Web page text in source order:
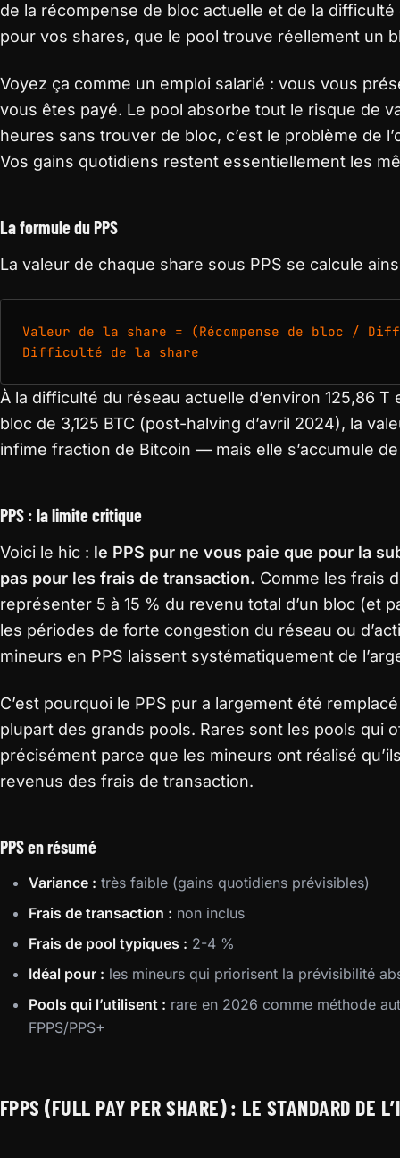
de la récompense de bloc actuelle et de la
pour vos shares, que le pool trouve réellement un
Voyez ça comme un emploi salarié : vous vous
vous êtes payé. Le pool absorbe tout le risque de
heures sans trouver de bloc, c’est le problème de
Vos gains quotidiens restent essentiellement les
La formule du PPS
La valeur de chaque share sous PPS se calcule
Valeur de la share = (Récompense de bloc /
Difficulté de la share
À la difficulté du réseau actuelle d’environ 125,86
bloc de 3,125 BTC (post-halving d’avril 2024), la
infime fraction de Bitcoin — mais elle s’accumule
PPS : la limite critique
Voici le hic : le PPS pur ne vous paie que pour la
pas pour les frais de transaction. Comme les frais
représenter 5 à 15 % du revenu total d’un bloc (et
les périodes de forte congestion du réseau ou
mineurs en PPS laissent systématiquement de
C’est pourquoi le PPS pur a largement été
plupart des grands pools. Rares sont les pools qui
précisément parce que les mineurs ont réalisé
revenus des frais de transaction.
PPS en résumé
Variance : très faible (gains quotidiens prévisibles)
Frais de transaction : non inclus
Frais de pool typiques : 2-4 %
Idéal pour : les mineurs qui priorisent la prévisibilité
Pools qui l’utilisent : rare en 2026 comme méthode
FPPS/PPS+
FPPS (FULL PAY PER SHARE) : LE STANDARD DE